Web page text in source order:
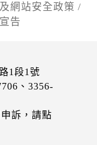
網站安全政策 /
告
1段1號
、3356-
訴，請點